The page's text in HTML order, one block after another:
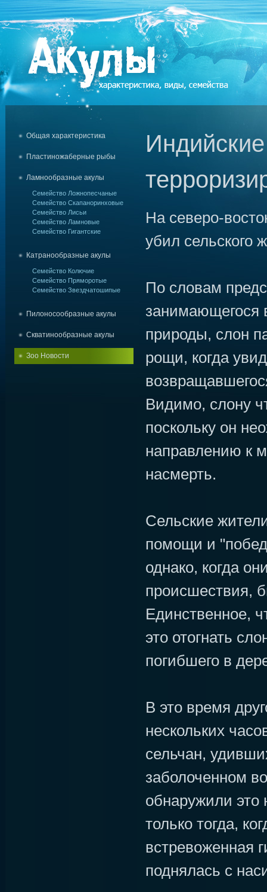
Общая характеристика
Пластиножаберные рыбы
Ламнообразные акулы
Семейство Ложнопесчаные
Семейство Скапаноринховые
Семейство Лисьи
Семейство Ламновые
Семейство Гигантские
Катранообразные акулы
Семейство Колючие
Семейство Пряморотые
Семейство Звездчатошипые
Пилоносообразные акулы
Скватинообразные акулы
Зоо Новости
На северо-
убил сельского
По словам
занимающегося
природы, слон
рощи, когда
Видимо, слону
поскольку он
направлению к
насмерть.
Сельские
помощи и
однако, когда
происшествия,
Единственное,
это отогнать
погибшего в
В это время
нескольких
сельчан,
заболоченном
обнаружили это
только тогда,
встревоженная
поднялась с